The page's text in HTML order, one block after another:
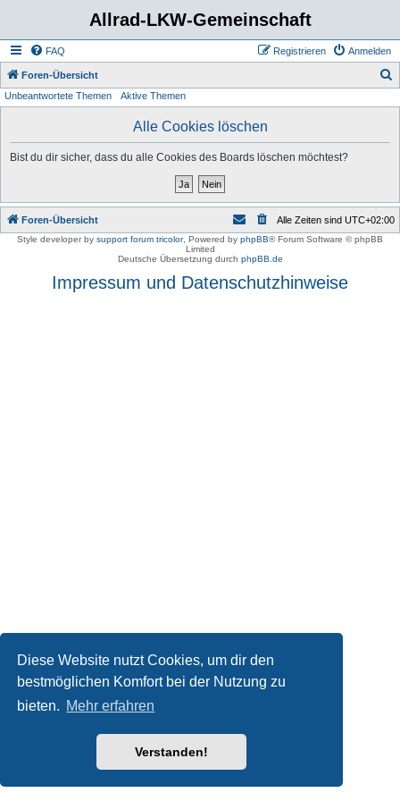
Diese Website nutzt Cookies, um dir den
bestmöglichen Komfort bei der Nutzung zu
bieten. Mehr erfahren
Verstanden!
Allrad-LKW-Gemeinschaft
FAQ Anmelden
Registrieren
Foren-Übersicht
Unbeantwortete Themen Aktive Themen
Alle Cookies löschen
Bist du dir sicher, dass du alle Cookies des Boards löschen möchtest?
Foren-Übersicht Alle Zeiten sind UTC+02:00
Style developer by support forum tricolor, Powered by phpBB® Forum Software © phpBB
Limited
Deutsche Übersetzung durch phpBB.de
Impressum und Datenschutzhinweise